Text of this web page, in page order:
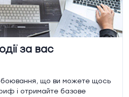
за вас
що ви можете щось
і отримайте базове